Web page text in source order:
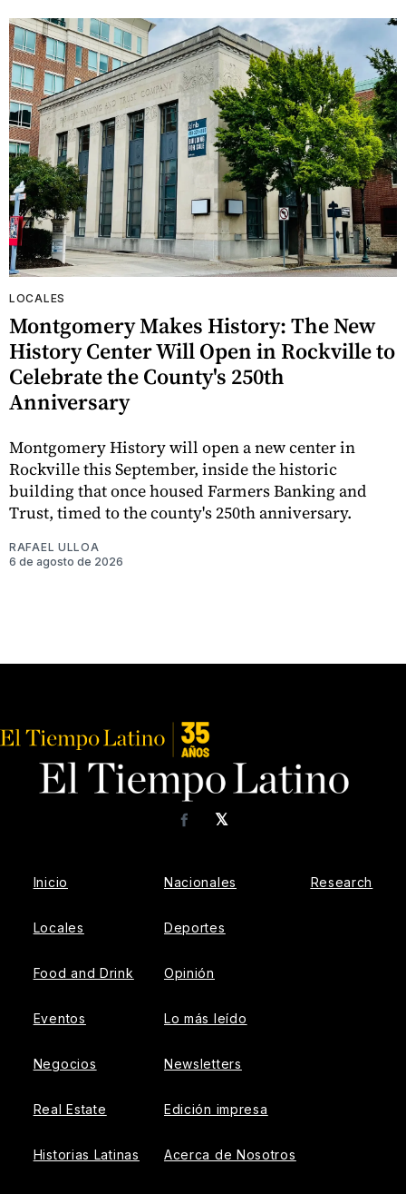
LOCALES
Montgomery Makes History: The New
History Center Will Open in Rockville to
Celebrate the County's 250th
Anniversary
Montgomery History will open a new center in
Rockville this September, inside the historic
building that once housed Farmers Banking and
Trust, timed to the county's 250th anniversary.
RAFAEL ULLOA
6 de agosto de 2026
𝕏
Facebook
Inicio
Locales
Food and Drink
Eventos
Negocios
Real Estate
Historias Latinas
Nacionales
Deportes
Opinión
Lo más leído
Newsletters
Edición impresa
Acerca de Nosotros
Research